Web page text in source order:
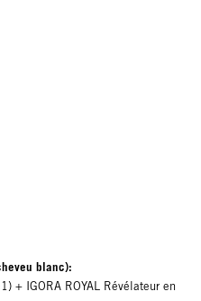
blanc):
+ IGORA ROYAL Révélateur en